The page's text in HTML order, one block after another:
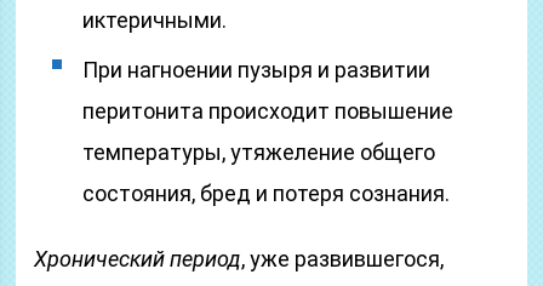
иктеричными.
При нагноении пузыря и развитии
перитонита происходит повышение
температуры, утяжеление общего
состояния, бред и потеря сознания.
Хронический период, уже развившегося,